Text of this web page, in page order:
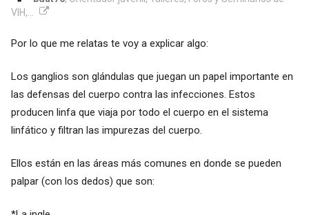
VIH,...
Por lo que me relatas te voy a explicar algo:
Los ganglios son glándulas que juegan un papel importante en
las defensas del cuerpo contra las infecciones. Estos
producen linfa que viaja por todo el cuerpo en el sistema
linfático y filtran las impurezas del cuerpo.
Ellos están en las áreas más comunes en donde se pueden
palpar (con los dedos) que son: